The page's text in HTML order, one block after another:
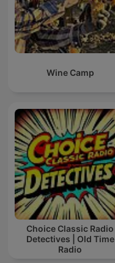
Wine Camp
Choice Classic Radio
Detectives | Old Time
Radio